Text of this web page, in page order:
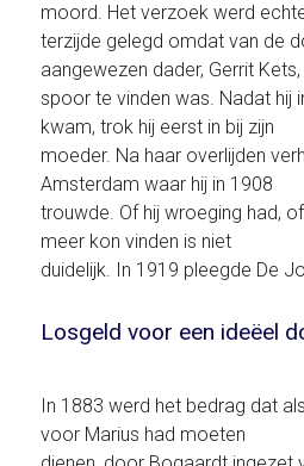
moord. Het verzoek werd
terzijde gelegd omdat van de
aangewezen dader, Gerrit
spoor te vinden was. Nadat hij
kwam, trok hij eerst in bij zijn
moeder. Na haar overlijden
Amsterdam waar hij in 1908
trouwde. Of hij wroeging had,
meer kon vinden is niet
duidelijk. In 1919 pleegde De
Losgeld voor een ideëel
In 1883 werd het bedrag dat
voor Marius had moeten